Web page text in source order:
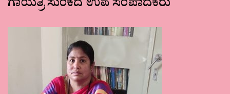
ಗಾಯತ್ರಿ ಸುಂಕದ ಉಪ ಸಂಪಾದಕರು